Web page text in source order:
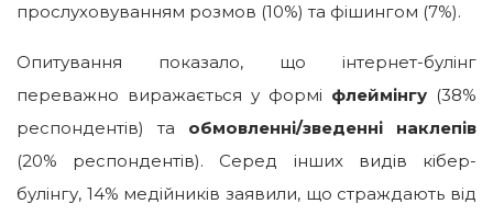
прослуховуванням розмов (10%) та фішингом (7%).
Опитування показало, що інтернет-булінг
переважно виражається у формі флеймінгу (38%
респондентів) та обмовленні/зведенні наклепів
(20% респондентів). Серед інших видів кібер-
булінгу, 14% медійників заявили, що страждають від